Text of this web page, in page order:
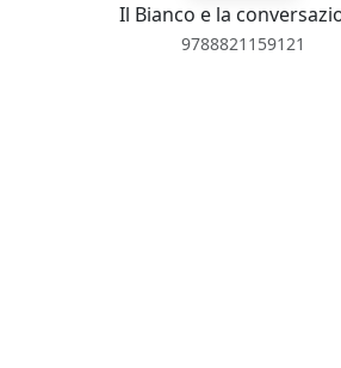
Il Bianco e la
9788821159121